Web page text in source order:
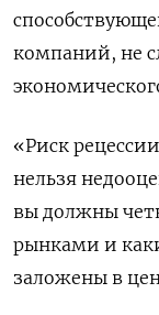
компаний, не
«Риск
нельзя
вы должны
рынками и
заложены в